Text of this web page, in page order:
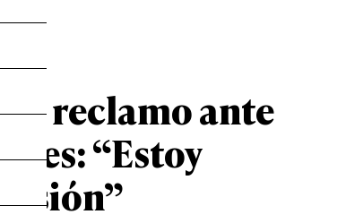
reclamo ante
“Estoy